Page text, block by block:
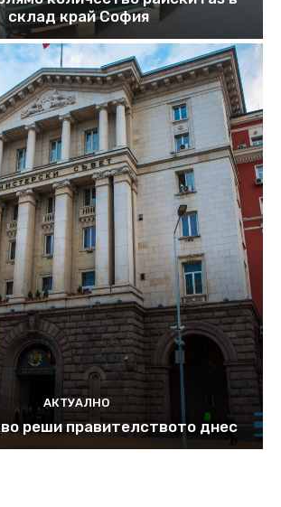
склад край София
АКТУАЛНО
реши правителството днес